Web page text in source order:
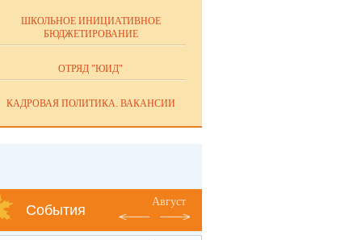
ШКОЛЬНОЕ ИНИЦИАТИВНОЕ
БЮДЖЕТИРОВАНИЕ
ОТРЯД "ЮИД"
КАДРОВАЯ ПОЛИТИКА. ВАКАНСИИ
События
Август